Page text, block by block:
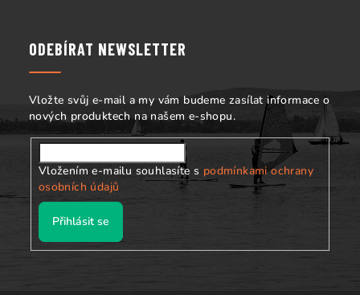
ODEBÍRAT NEWSLETTER
Vložte svůj e-mail a my vám budeme zasílat informace o
nových produktech na našem e-shopu.
Vložením e-mailu souhlasíte s podmínkami ochrany
osobních údajů
Přihlásit se